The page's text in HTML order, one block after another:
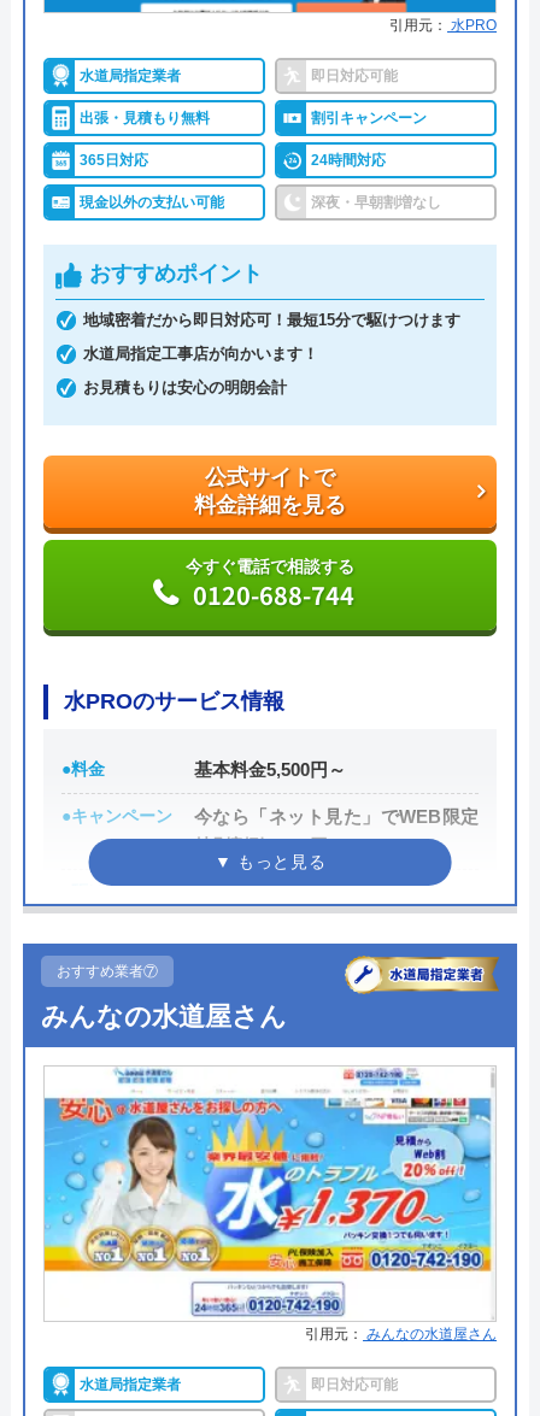
クリーンライフは年中無休で、最短30分駆けつけ、
休日・深夜も出張費無料などのサービスを売りにし
ています。
指定給水装置工事事業者（水道局指定工事店）で下
請けに依頼することなく自社でしっかりと教育や研
で安心です。
も不要です。施工前に必ず修理内容と費用を提示
し、施主が納得した上で修理を行います。
公式サイトで
料金詳細を見る
0120-707-053
株式会社クリーンライフの基本情報
運営会社 株式会社クリーンライフ
代表者 元村祐次
所在地
大阪府吹田市広芝町6-10
対応エリア
引用元： 水PRO
水道局指定業者 即日対応可能
出張・見積もり無料 割引キャンペーン
365日対応 24時間対応
現金以外の支払い可能 深夜・早朝割増なし
おすすめポイント
地域密着だから即日対応可！最短15分で駆けつけます
水道局指定工事店が向かいます！
お見積もりは安心の明朗会計
公式サイトで
料金詳細を見る
今すぐ電話で相談する
0120-688-744
水PROのサービス情報
●料金 基本料金5,500円～
●キャンペーン
今なら「ネット見た」でWEB限定
特別割引3,000円OFF
●駆けつけ時間 最短15分
24時間
●定休日
●出張見積もり 見積り・出張費無料
●支払い方法
現金払い、銀行振込、後日集金、
クレジットカード
●累計実績 ―
●保証・保険 ―
詳細は公式HPでご確認ください
水PROがおすすめの理由
水PROは、即日対応可能でスピーディーな対応が特
徴的な業者です。
おすすめ業者⑦
みんなの水道屋さん
引用元： みんなの水道屋さん
水道局指定業者 即日対応可能